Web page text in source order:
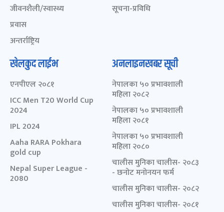
जीवनशैली/स्वास्थ्य
प्रवास
अन्तर्राष्ट्रिय
सूचना-प्रविधि
खेलकुद लाईभ
एनपीएल २०८१
ICC Men T20 World Cup
2024
IPL 2024
Aaha RARA Pokhara
gold cup
Nepal Super League -
2080
अनलाइनखबर सूची
नेपालका ५० प्रभावशाली
महिला २०८२
नेपालका ५० प्रभावशाली
महिला २०८१
नेपालका ५० प्रभावशाली
महिला २०८०
चालीस मुनिका चालीस- २०८३
- छनोट मनोनयन फर्म
चालीस मुनिका चालीस- २०८२
चालीस मुनिका चालीस- २०८१